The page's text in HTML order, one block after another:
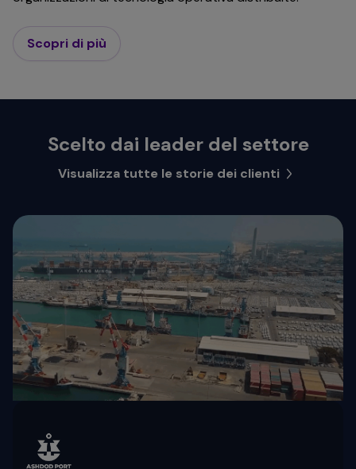
Scopri di più
Scelto dai leader del settore
Visualizza tutte le storie dei clienti